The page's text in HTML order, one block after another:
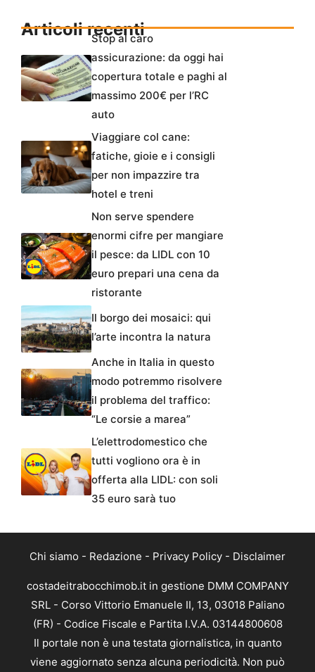
Articoli recenti
Stop al caro
assicurazione: da oggi hai
copertura totale e paghi al
massimo 200€ per l’RC
auto
Viaggiare col cane:
fatiche, gioie e i consigli
per non impazzire tra
hotel e treni
Non serve spendere
enormi cifre per mangiare
il pesce: da LIDL con 10
euro prepari una cena da
ristorante
Il borgo dei mosaici: qui
l’arte incontra la natura
Anche in Italia in questo
modo potremmo risolvere
il problema del traffico:
“Le corsie a marea”
L’elettrodomestico che
tutti vogliono ora è in
offerta alla LIDL: con soli
35 euro sarà tuo
Chi siamo - Redazione - Privacy Policy - Disclaimer
costadeitrabocchimob.it in gestione DMM COMPANY
SRL - Corso Vittorio Emanuele II, 13, 03018 Paliano
(FR) - Codice Fiscale e Partita I.V.A. 03144800608
Il portale non è una testata giornalistica, in quanto
viene aggiornato senza alcuna periodicità. Non può